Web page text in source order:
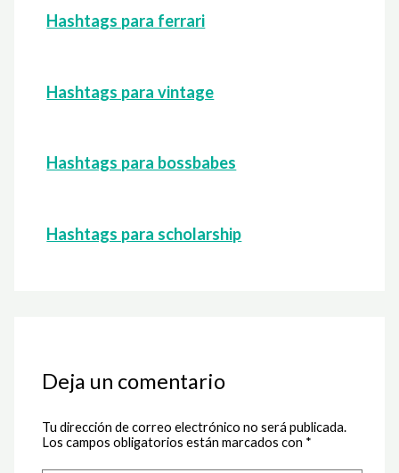
Hashtags para ferrari
Hashtags para vintage
Hashtags para bossbabes
Hashtags para scholarship
Deja un comentario
Tu dirección de correo electrónico no será publicada.
Los campos obligatorios están marcados con *